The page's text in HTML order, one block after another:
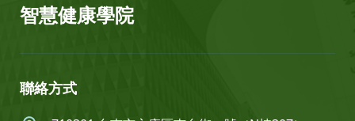
智慧健康學院
聯絡方式